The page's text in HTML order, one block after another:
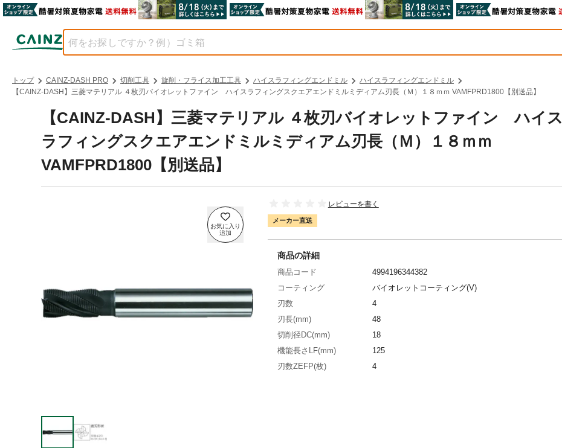
トップ CAINZ-DASH PRO 切削工具 旋削・フライス加工工具 ハイスラフィングエンドミル
ハイスラフィングエンドミル
【CAINZ-DASH】三菱マテリアル ４枚刃バイオレットファイン ハイスラフィングスクエアエンドミルミディアム刃長（Ｍ）１８ｍｍ VAMFPRD1800【別送品】
【CAINZ-DASH】三菱マテリアル ４枚刃バイオレットファイン ハイス
ラフィングスクエアエンドミルミディアム刃長（Ｍ）１８ｍｍ
VAMFPRD1800【別送品】
レビューを書く
メーカー直送
商品の詳細
商品コード
4994196344382
コーティング
バイオレットコーティング(V)
刃数
4
刃長(mm)
48
切削径DC(mm)
18
機能長さLF(mm)
125
刃数ZEFP(枚)
4